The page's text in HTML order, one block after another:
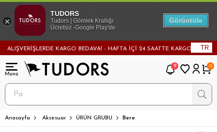
KARGO BEDAVA! - HAFTA İÇİ 24 SAATTE KARGODA! - TR
9 0
Anasayfa Aksesuar ÜRÜN GRUBU Bere
TUDORS
Tudors | Gömlek Krallığı
Ücretsiz -Google Play'de
Görüntüle